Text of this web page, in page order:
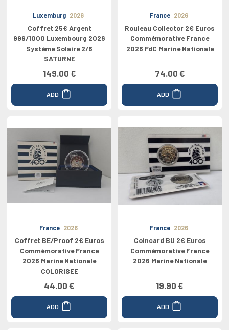
Luxemburg 2026
Coffret 25€ Argent
999/1000 Luxembourg 2026
Système Solaire 2/6
SATURNE
149.00 €
ADD
France 2026
Rouleau Collector 2€ Euros
Commémorative France
2026 FdC Marine Nationale
74.00 €
ADD
France 2026
Coffret BE/Proof 2€ Euros
Commémorative France
2026 Marine Nationale
COLORISEE
44.00 €
ADD
France 2026
Coincard BU 2€ Euros
Commémorative France
2026 Marine Nationale
19.90 €
ADD